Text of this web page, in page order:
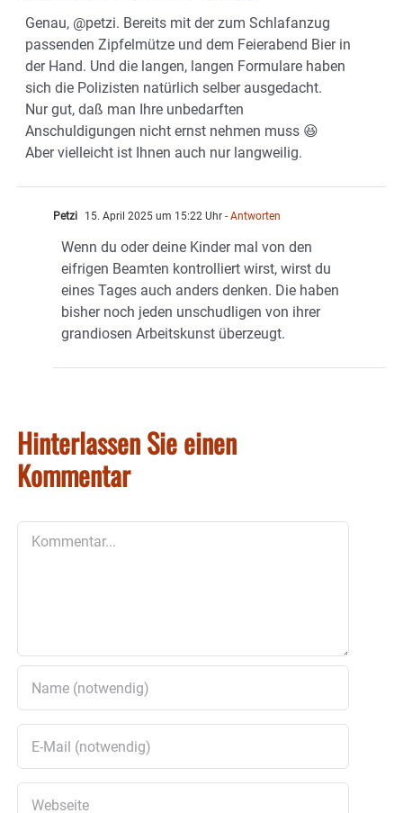
Genau, @petzi. Bereits mit der zum Schlafanzug
passenden Zipfelmütze und dem Feierabend Bier in
der Hand. Und die langen, langen Formulare haben
sich die Polizisten natürlich selber ausgedacht.
Nur gut, daß man Ihre unbedarften
Anschuldigungen nicht ernst nehmen muss 😆
Aber vielleicht ist Ihnen auch nur langweilig.
Petzi 15. April 2025 um 15:22 Uhr - Antworten
Wenn du oder deine Kinder mal von den
eifrigen Beamten kontrolliert wirst, wirst du
eines Tages auch anders denken. Die haben
bisher noch jeden unschudligen von ihrer
grandiosen Arbeitskunst überzeugt.
Hinterlassen Sie einen
Kommentar